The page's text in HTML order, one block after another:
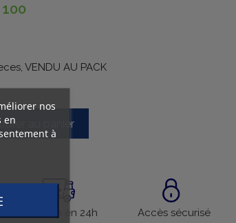
VENDU AU PACK
au panier
Livraison en 24h Accès sécurisé
nos
en
à